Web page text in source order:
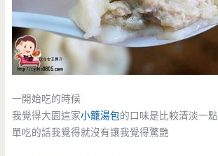
一開始吃的時候
我覺得大園這家小籠湯包的口味是比較清淡一點
單吃的話我覺得就沒有讓我覺得驚艷